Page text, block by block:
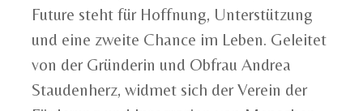
Future steht für Hoffnung, Unterstützung
und eine zweite Chance im Leben. Geleitet
von der Gründerin und Obfrau Andrea
Staudenherz, widmet sich der Verein der